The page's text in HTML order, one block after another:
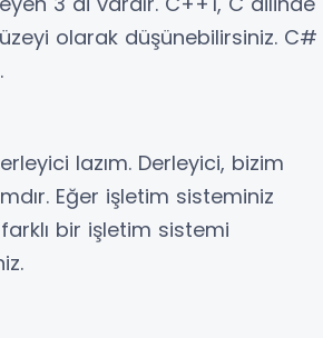
olarak düşünebilirsiniz. C#
lazım. Derleyici, bizim
Eğer işletim sisteminiz
bir işletim sistemi